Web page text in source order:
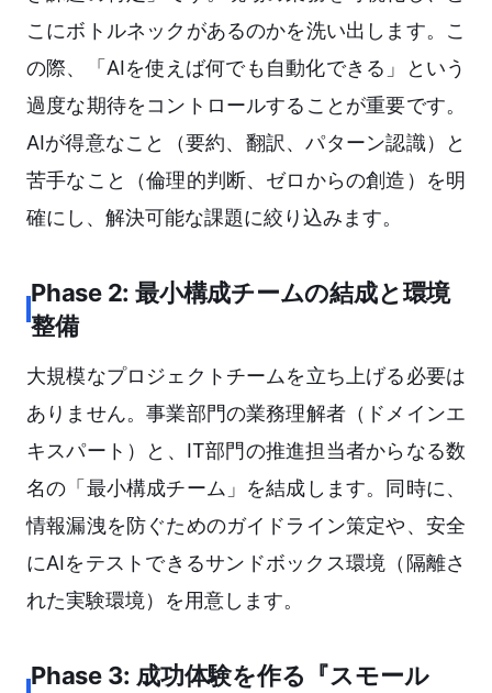
こにボトルネックがあるのかを洗い出します。こ
の際、「AIを使えば何でも自動化できる」という
過度な期待をコントロールすることが重要です。
AIが得意なこと（要約、翻訳、パターン認識）と
苦手なこと（倫理的判断、ゼロからの創造）を明
確にし、解決可能な課題に絞り込みます。
Phase 2: 最小構成チームの結成と環境
整備
大規模なプロジェクトチームを立ち上げる必要は
ありません。事業部門の業務理解者（ドメインエ
キスパート）と、IT部門の推進担当者からなる数
名の「最小構成チーム」を結成します。同時に、
情報漏洩を防ぐためのガイドライン策定や、安全
にAIをテストできるサンドボックス環境（隔離さ
れた実験環境）を用意します。
Phase 3: 成功体験を作る『スモール